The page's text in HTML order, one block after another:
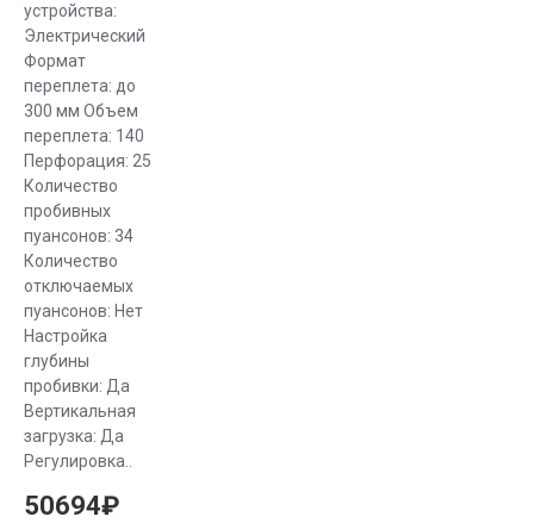
устройства:
Электрический
Формат
переплета: до
300 мм Объем
переплета: 140
Перфорация: 25
Количество
пробивных
пуансонов: 34
Количество
отключаемых
пуансонов: Нет
Настройка
глубины
пробивки: Да
Вертикальная
загрузка: Да
Регулировка..
50694₽